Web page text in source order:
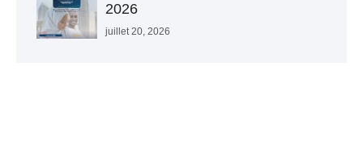
2026
juillet 20, 2026